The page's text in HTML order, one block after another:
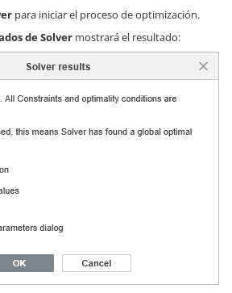
para iniciar el proceso de optimización.
de Solver mostrará el resultado: